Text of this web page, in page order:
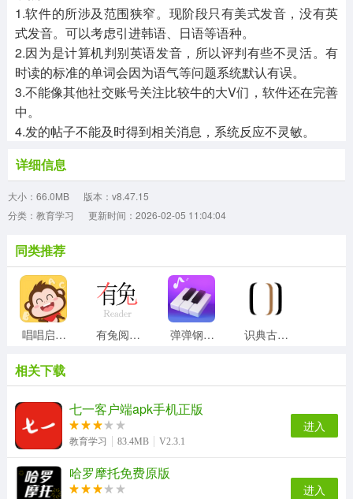
1.软件的所涉及范围狭窄。现阶段只有美式发音，没有英
式发音。可以考虑引进韩语、日语等语种。
2.因为是计算机判别英语发音，所以评判有些不灵活。有
时读的标准的单词会因为语气等问题系统默认有误。
3.不能像其他社交账号关注比较牛的大V们，软件还在完善
中。
4.发的帖子不能及时得到相关消息，系统反应不灵敏。
详细信息
大小：66.0MB
版本：v8.47.15
分类：教育学习
更新时间：2026-02-05 11:04:04
同类推荐
唱唱启蒙英语官方正版 有兔阅读官方版 弹弹钢琴直装版 识典古籍最新版
扯淡联盟通用版 简至人人通安卓官方版
top论坛最新免费版
相关下载
七一客户端apk手机正版
教育学习 83.4MB V2.3.1
进入
哈罗摩托免费原版
进入